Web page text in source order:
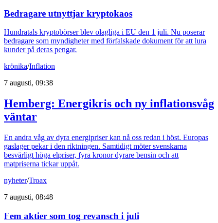
Bedragare utnyttjar kryptokaos
Hundratals kryptobörser blev olagliga i EU den 1 juli. Nu poserar
bedragare som myndigheter med förfalskade dokument för att lura
kunder på deras pengar.
krönika/Inflation
7 augusti, 09:38
Hemberg: Energikris och ny inflationsvåg
väntar
En andra våg av dyra energipriser kan nå oss redan i höst. Europas
gaslager pekar i den riktningen. Samtidigt möter svenskarna
besvärligt höga elpriser, fyra kronor dyrare bensin och att
matpriserna tickar uppåt.
nyheter/Troax
7 augusti, 08:48
Fem aktier som tog revansch i juli